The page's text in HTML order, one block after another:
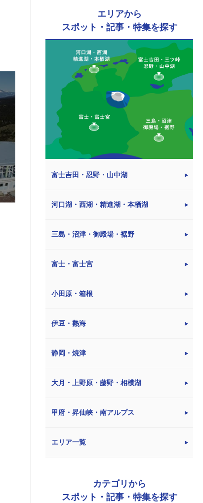
エリアから
スポット・記事・特集を探す
富士吉田・忍野・山中湖
河口湖・西湖・精進湖・本栖湖
三島・沼津・御殿場・裾野
富士・富士宮
小田原・箱根
伊豆・熱海
静岡・焼津
大月・上野原・藤野・相模湖
甲府・昇仙峡・南アルプス
エリア一覧
カテゴリから
スポット・記事・特集を探す